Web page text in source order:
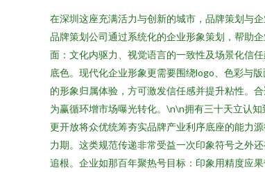
在深圳这座充满活力与创新的城市，品牌策划与
品牌策划公司通过系统化的企业形象策划，帮助
面：文化内驱力、视觉语言的一致性及场景化信
底色。现代化企业形象更需要围绕logo、色彩与
的形象归属体验，方可激发信任感并提升粘性。
为赢循环增市场曝光转化。\n\n拥有三十天立认
更开放将众优统筹夯实品牌产业利序底座的能力
力期。这类规范传递非常受益一次印象符号之外
追根。企业如那百年聚热号目标：印象用精度应